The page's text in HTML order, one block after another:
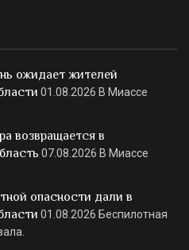
ожидает жителей
01.08.2026 В Миассе
возвращается в
07.08.2026 В Миассе
опасности дали в
01.08.2026 Беспилотная